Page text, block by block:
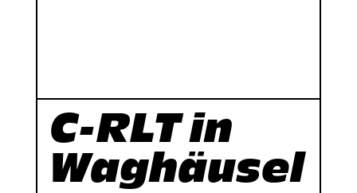
C-RLT in
Waghäusel